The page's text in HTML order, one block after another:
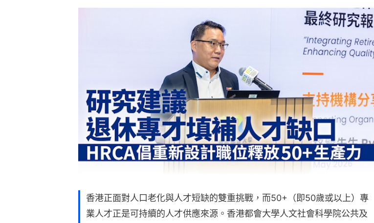
香港正面對人口老化與人才短缺的雙重挑戰，而50+（即50歲或以上）專
業人才正是可持續的人才供應來源。香港都會大學人文社會科學院公共及